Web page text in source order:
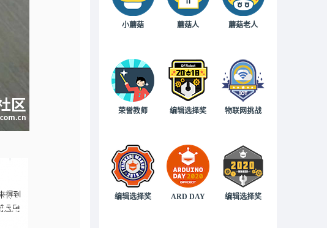
小蘑菇 蘑菇人 蘑菇老人
荣誉教师 编辑选择奖 物联网挑战
编辑选择奖 ARD DAY 编辑选择奖